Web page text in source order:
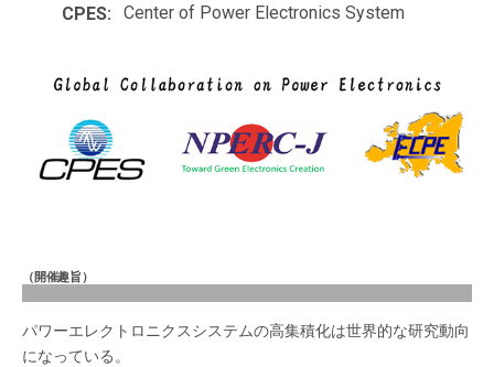
CPES:
Center of Power Electronics System
（開催趣旨）
パワーエレクトロニクスシステムの高集積化は世界的な研究動向
になっている。